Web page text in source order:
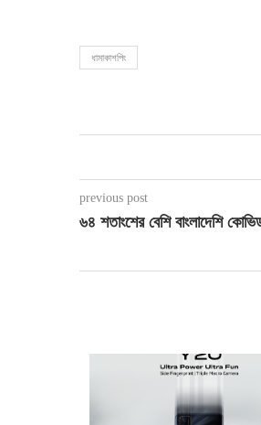
ধামাকাশপিং
previous post
৬৪ শতাংশের বেশি বাংলাদেশি